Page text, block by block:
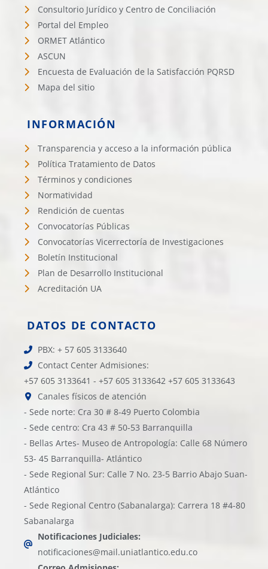
Consultorio Jurídico y Centro de Conciliación
Portal del Empleo
ORMET Atlántico
ASCUN
Encuesta de Evaluación de la Satisfacción PQRSD
Mapa del sitio
INFORMACIÓN
Transparencia y acceso a la información pública
Política Tratamiento de Datos
Términos y condiciones
Normatividad
Rendición de cuentas
Convocatorías Públicas
Convocatorías Vicerrectoría de Investigaciones
Boletín Institucional
Plan de Desarrollo Institucional
Acreditación UA
DATOS DE CONTACTO
PBX: + 57 605 3133640
Contact Center Admisiones:
+57 605 3133641 - +57 605 3133642 +57 605 3133643
Canales físicos de atención
- Sede norte: Cra 30 # 8-49 Puerto Colombia
- Sede centro: Cra 43 # 50-53 Barranquilla
- Bellas Artes- Museo de Antropología: Calle 68 Número
53- 45 Barranquilla- Atlántico
- Sede Regional Sur: Calle 7 No. 23-5 Barrio Abajo Suan-
Atlántico
- Sede Regional Centro (Sabanalarga): Carrera 18 #4-80
Sabanalarga
Notificaciones Judiciales:
notificaciones@mail.uniatlantico.edu.co